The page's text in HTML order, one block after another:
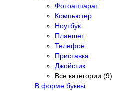
Фотоаппарат
Компьютер
Ноутбук
Планшет
Телефон
Приставка
Джойстик
Все категории (9)
В форме буквы